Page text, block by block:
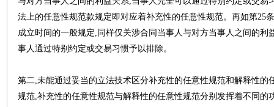
法上的任意性规范款规定即对应着补充性的任意性规范。再如第25
成立时间的一般规定,同样仅关涉合同当事人与对方当事人之间的
事人通过特别约定或交易习惯予以排除。
第二,未能通过妥当的立法技术区分补充性的任意性规范和解释性
规范,补充性的任意性规范与解释性的任意性规范分别发挥着不同